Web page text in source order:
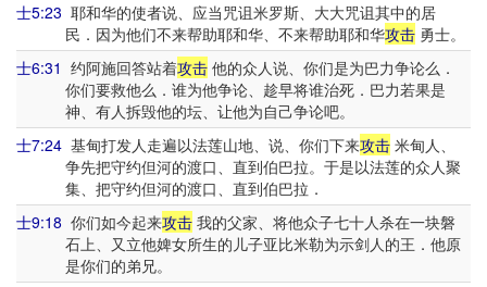
士5:23 耶和华的使者说、应当咒诅米罗斯、大大咒诅其中的居
民．因为他们不来帮助耶和华、不来帮助耶和华攻击勇士。
士6:31 约阿施回答站着攻击 他的众人说、你们是为巴力争论么．
你们要救他么．谁为他争论、趁早将谁治死．巴力若果是
神、有人拆毁他的坛、让他为自己争论吧。
士7:24 基甸打发人走遍以法莲山地、说、你们下来攻击 米甸人、
争先把守约但河的渡口、直到伯巴拉。于是以法莲的众人聚
集、把守约但河的渡口、直到伯巴拉．
士9:18 你们如今起来攻击 我的父家、将他众子七十人杀在一块磐
石上、又立他婢女所生的儿子亚比米勒为示剑人的王．他原
是你们的弟兄。